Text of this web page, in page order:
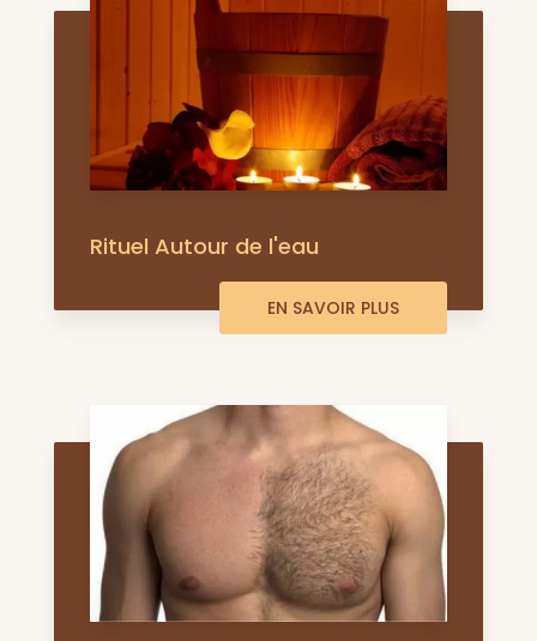
Rituel Autour de l'eau
EN SAVOIR PLUS